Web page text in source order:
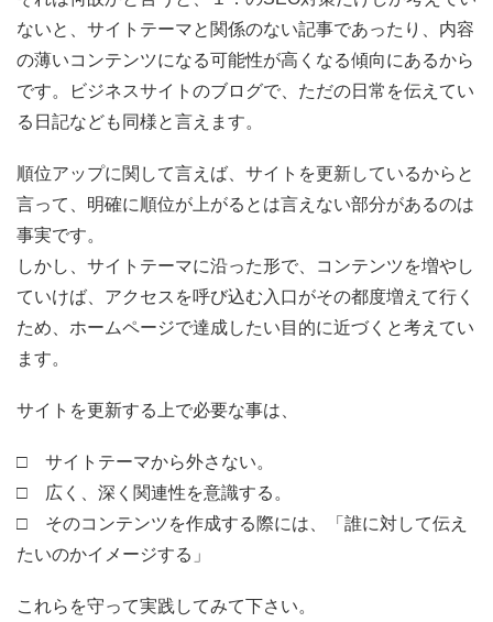
ないと、サイトテーマと関係のない記事であったり、内容
の薄いコンテンツになる可能性が高くなる傾向にあるから
です。ビジネスサイトのブログで、ただの日常を伝えてい
る日記なども同様と言えます。
順位アップに関して言えば、サイトを更新しているからと
言って、明確に順位が上がるとは言えない部分があるのは
事実です。
しかし、サイトテーマに沿った形で、コンテンツを増やし
ていけば、アクセスを呼び込む入口がその都度増えて行く
ため、ホームページで達成したい目的に近づくと考えてい
ます。
サイトを更新する上で必要な事は、
□ サイトテーマから外さない。
□ 広く、深く関連性を意識する。
□ そのコンテンツを作成する際には、「誰に対して伝え
たいのかイメージする」
これらを守って実践してみて下さい。